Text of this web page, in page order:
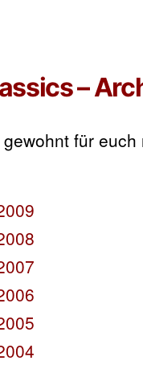
–
für